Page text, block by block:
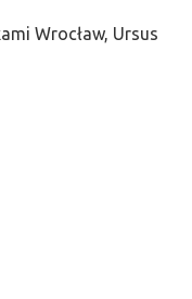
Wrocław, Ursus